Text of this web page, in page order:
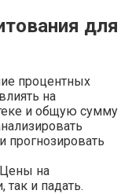
для
процентных
на
и общую сумму
Цены на
так и падать.